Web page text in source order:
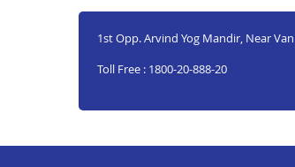
1st Opp. Arvind Yog Mandir, Near
Toll Free : 1800-20-888-20